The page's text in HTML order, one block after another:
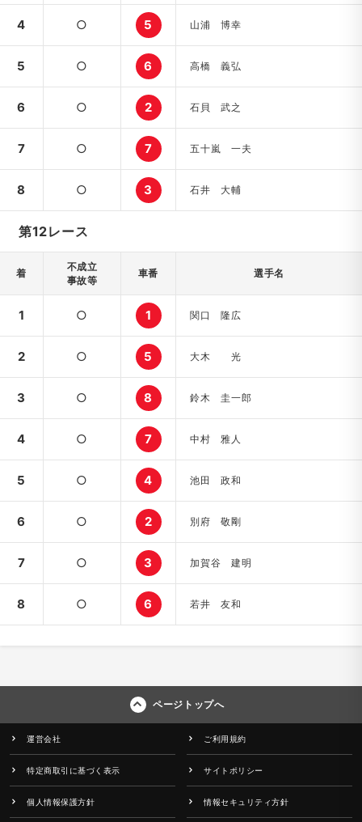
4 ○ 5 山浦 博幸
5 ○ 6 高橋 義弘
6 ○ 2 石貝 武之
7 ○ 7 五十嵐 一夫
8 ○ 3 石井 大輔
第12レース
着
不成立
事故等
車番 選手名
1 ○ 1 関口 隆広
2 ○ 5 大木 光
3 ○ 8 鈴木 圭一郎
4 ○ 7 中村 雅人
5 ○ 4 池田 政和
6 ○ 2 別府 敬剛
7 ○ 3 加賀谷 建明
8 ○ 6 若井 友和
ページトップへ
運営会社 ご利用規約
特定商取引に基づく表示 サイトポリシー
個人情報保護方針 情報セキュリティ方針